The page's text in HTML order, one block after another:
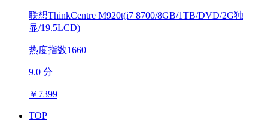
联想ThinkCentre M920t(i7 8700/8GB/1TB/DVD/2G独
显/19.5LCD)
热度指数1660
9.0 分
￥ 7399
TOP